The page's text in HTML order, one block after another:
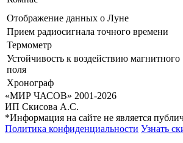
Отображение данных о Луне
Прием радиосигнала точного времени
Термометр
Устойчивость к воздействию магнитного
поля
Хронограф
«МИР ЧАСОВ» 2001-2026
ИП Скисова А.С.
*Информация на сайте не является
Политика конфиденциальности Узнать